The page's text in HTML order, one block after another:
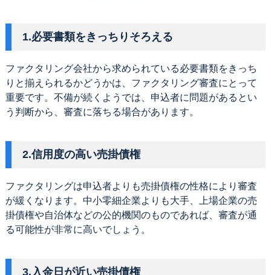
1.必要書類をきっちりそろえる
ファクタリング会社から求められている必要書類をきっち
りと揃えられるかどうかは、ファクタリング審査にとって
重要です。不備が続くようでは、申込者に問題があるとい
う判断から、審査に落ちる場合があります。
2.信用度の高い売掛債権
ファクタリングは申込者よりも売掛債権の性格により審査
が緩くなります。中小零細企業よりも大手、上場企業の売
掛債権や自治体などの公的機関のものであれば、審査が通
る可能性が非常に高いでしょう。
3.入金日が近い売掛債権